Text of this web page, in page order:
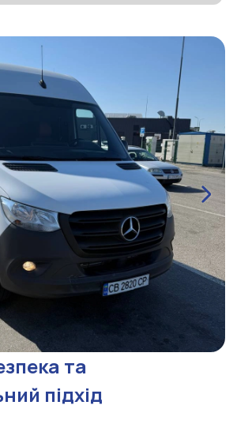
та
підхід